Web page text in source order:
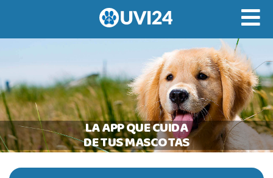
LA APP QUE CUIDA
DE TUS MASCOTAS